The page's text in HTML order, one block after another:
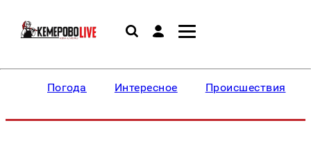
Погода Интересное Происшествия